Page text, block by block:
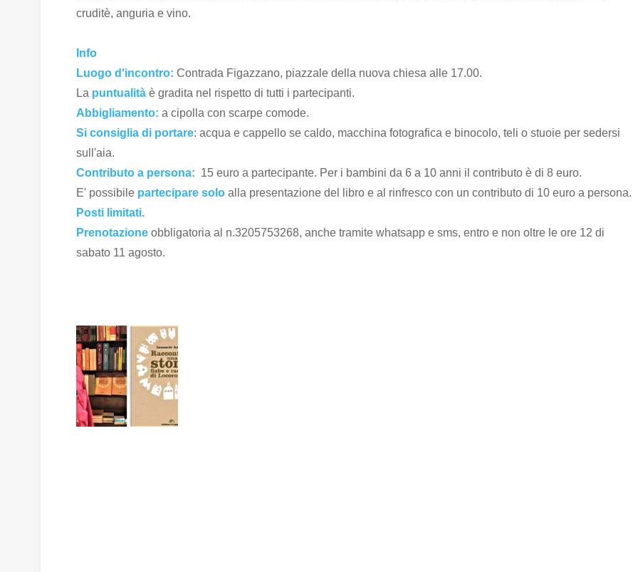
cruditè, anguria e vino.
Info
Luogo d'incontro: Contrada Figazzano, piazzale della nuova chiesa alle 17.00.
La puntualità è gradita nel rispetto di tutti i partecipanti.
Abbigliamento: a cipolla con scarpe comode.
Si consiglia di portare: acqua e cappello se caldo, macchina fotografica e binocolo, teli o stuoie per sedersi
sull'aia.
Contributo a persona: 15 euro a partecipante. Per i bambini da 6 a 10 anni il contributo è di 8 euro.
E' possibile partecipare solo alla presentazione del libro e al rinfresco con un contributo di 10 euro a persona.
Posti limitati.
Prenotazione obbligatoria al n.3205753268, anche tramite whatsapp e sms, entro e non oltre le ore 12 di
sabato 11 agosto.